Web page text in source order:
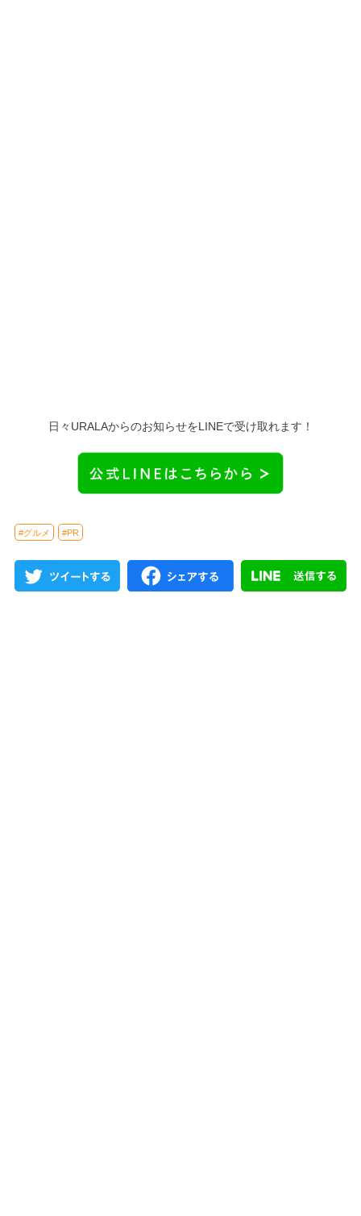
日々URALAからのお知らせをLINEで受け取れます！
#グルメ #PR